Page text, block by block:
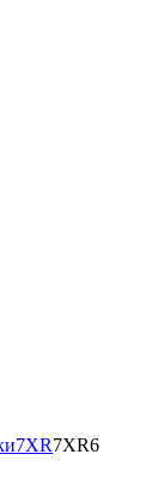
7XR7XR6